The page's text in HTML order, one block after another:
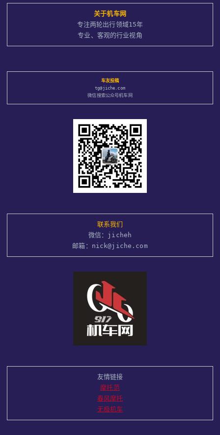
关于机车网
专注两轮出行领域15年
专业、客观的行业视角
车友投稿
tg@jiche.com
微信搜索公众号机车网
联系我们
微信：jicheh
邮箱：nick@jiche.com
友情链接
摩托范
春风摩托
无极机车